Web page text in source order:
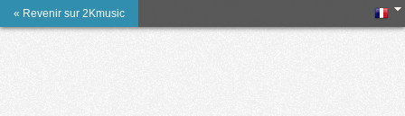
« Revenir sur 2Kmusic